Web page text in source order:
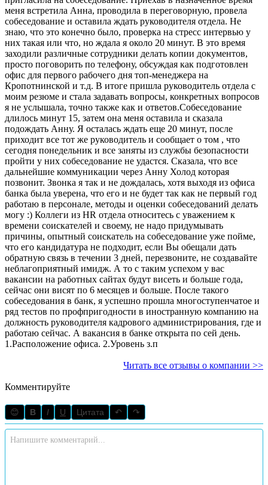
меня встретила Анна, проводила в переговорную, провела
собеседование и оставила ждать руководителя отдела. Не
знаю, что это конечно было, проверка на стресс интервью у
них такая или что, но ждала я около 20 минут. В это время
заходили различные сотрудники делать копии документов,
просто поговорить по телефону, обсуждая как подготовлен
офис для первого рабочего дня топ-менеджера на
Кропотнинской и т.д. В итоге пришла руководитель отдела с
моим резюме и стала задавать вопросы, конкретных вопросов
я не услышала, точно также как и ответов.Собеседование
длилось минут 15, затем она меня оставила и сказала
подождать Анну. Я осталась ждать еще 20 минут, после
приходит все тот же руководитель и сообщает о том , что
сегодня понедельник и все заняты из службы безопасности
пройти у них собеседование не удастся. Сказала, что все
дальнейшие коммуникации через Анну Холод которая
позвонит. Звонка я так и не дождалась, хотя выходя из офиса
банка была уверена, что его и не будет так как не первый год
работаю в персонале, методы и оценки собеседований делать
могу :) Коллеги из HR отдела относитесь с уважением к
времени соискателей и своему, не надо придумывать
причины, опытный соискатель на собеседование уже пойме,
что его кандидатура не подходит, если Вы обещали дать
обратную связь в течении 3 дней, перезвоните, не создавайте
неблагоприятный имидж. А то с таким успехом у вас
вакансии на работных сайтах будут висеть и больше года,
сейчас они висят по 6 месяцев и больше. После такого
собеседования в банк, я успешно прошла многоступенчатое и
ряд тестов по профпригодности в иностранную компанию на
должность руководителя кадрового администрирования, где и
работаю сейчас. А вакансия в банке открыта по сей день.
1.Расположение офиса. 2.Уровень з.п
Читать все отзывы о компании >>
Комментируйте
😊 B I U Цитата ↶ ↷